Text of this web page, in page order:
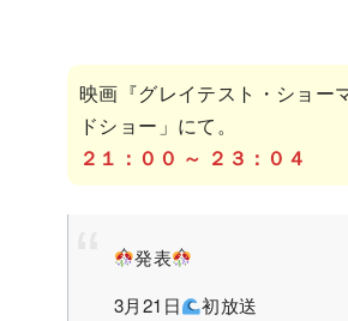
映画『グレイテスト・ショー
ドショー」にて。
２１：００ ～ ２３：０４
発表
3月21日
初放送